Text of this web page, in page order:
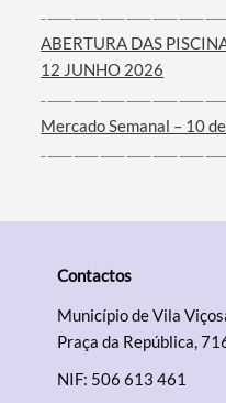
Filtros
ABERTURA DAS
12 JUNHO 2026
Mercado Semanal – 10
Contactos
Município de Vila
Praça da República,
NIF: 506 613 461